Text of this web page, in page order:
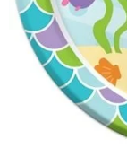
О нас
Отзывы